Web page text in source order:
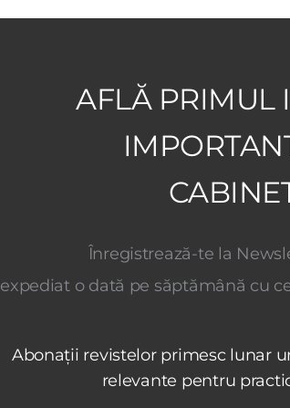
AFLĂ PRIMUL
Înregistrează-te la
expediat o dată pe săptămână cu
Abonații revistelor primesc lunar
relevante pentru